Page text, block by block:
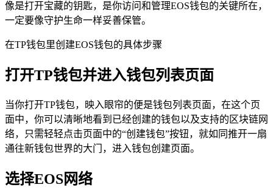
像是打开宝藏的钥匙，是你访问和管理EOS钱包的关键所在，
一定要像守护生命一样妥善保管。
在TP钱包里创建EOS钱包的具体步骤
打开TP钱包并进入钱包列表页面
当你打开TP钱包，映入眼帘的便是钱包列表页面，在这个页
面中，你可以清晰地看到已经创建的钱包以及支持的区块链网
络，只需轻轻点击页面中的“创建钱包”按钮，就如同推开一扇
通往新钱包世界的大门，进入钱包创建页面。
选择EOS网络